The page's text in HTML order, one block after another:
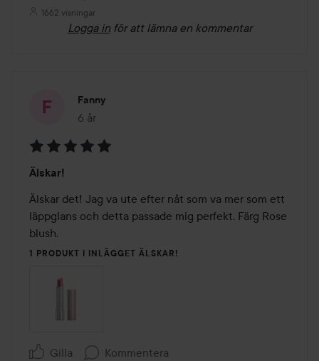
1662 visningar
Logga in för att lämna en kommentar
Fanny
6 år
Inlägget skapades 6 år
5
av
5
Älskar!
Älskar det! Jag va ute efter nåt som va mer som ett
läppglans och detta passade mig perfekt. Färg Rose
blush.
1 PRODUKT I INLÄGGET ÄLSKAR!
Gilla Kommentera